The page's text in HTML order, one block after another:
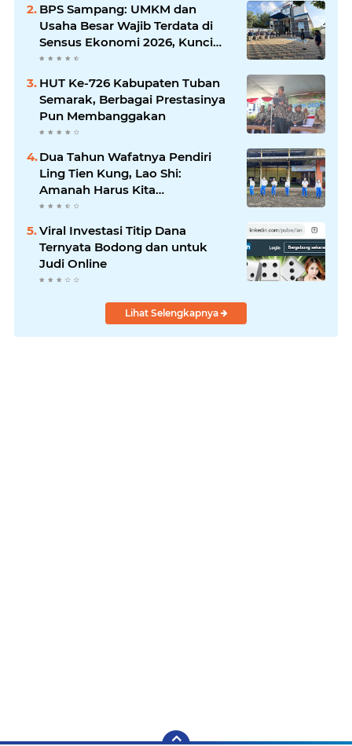
Komunikasi Antar-Kades untuk
Memajukan Desa
BPS Sampang: UMKM dan
Usaha Besar Wajib Terdata di
Sensus Ekonomi 2026, Kunci
Kebijakan Tepat Sasaran
HUT Ke-726 Kabupaten Tuban
Semarak, Berbagai Prestasinya
Pun Membanggakan
Dua Tahun Wafatnya Pendiri
Ling Tien Kung, Lao Shi:
Amanah Harus Kita
Laksanakan!
Viral Investasi Titip Dana
Ternyata Bodong dan untuk
Judi Online
Lihat Selengkapnya